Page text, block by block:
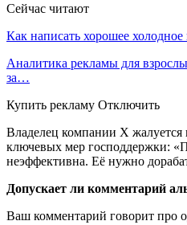
Сейчас читают
Как написать хорошее
Аналитика рекламы для
за…
Купить рекламу Отключить
Владелец компании Х жалуется
ключевых мер господдержки:
неэффективна. Её нужно
Допускает ли комментарий
Ваш комментарий говорит про